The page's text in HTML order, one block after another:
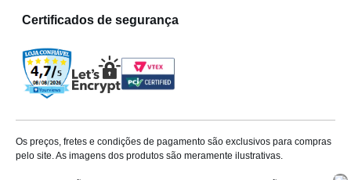
Certificados de segurança
Os preços, fretes e condições de pagamento são exclusivos para compras
pelo site. As imagens dos produtos são meramente ilustrativas.